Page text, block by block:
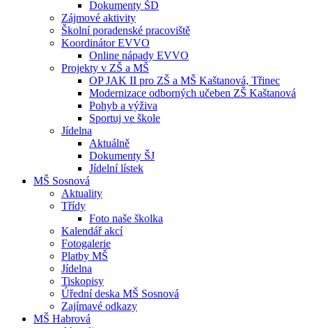
Dokumenty ŠD
Zájmové aktivity
Školní poradenské pracoviště
Koordinátor EVVO
Online nápady EVVO
Projekty v ZŠ a MŠ
OP JAK II pro ZŠ a MŠ Kaštanová, Třinec
Modernizace odborných učeben ZŠ Kaštanová
Pohyb a výživa
Sportuj ve škole
Jídelna
Aktuálně
Dokumenty ŠJ
Jídelní lístek
MŠ Sosnová
Aktuality
Třídy
Foto naše školka
Kalendář akcí
Fotogalerie
Platby MŠ
Jídelna
Tiskopisy
Úřední deska MŠ Sosnová
Zajímavé odkazy
MŠ Habrová